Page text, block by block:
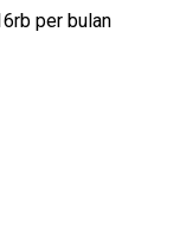
per bulan